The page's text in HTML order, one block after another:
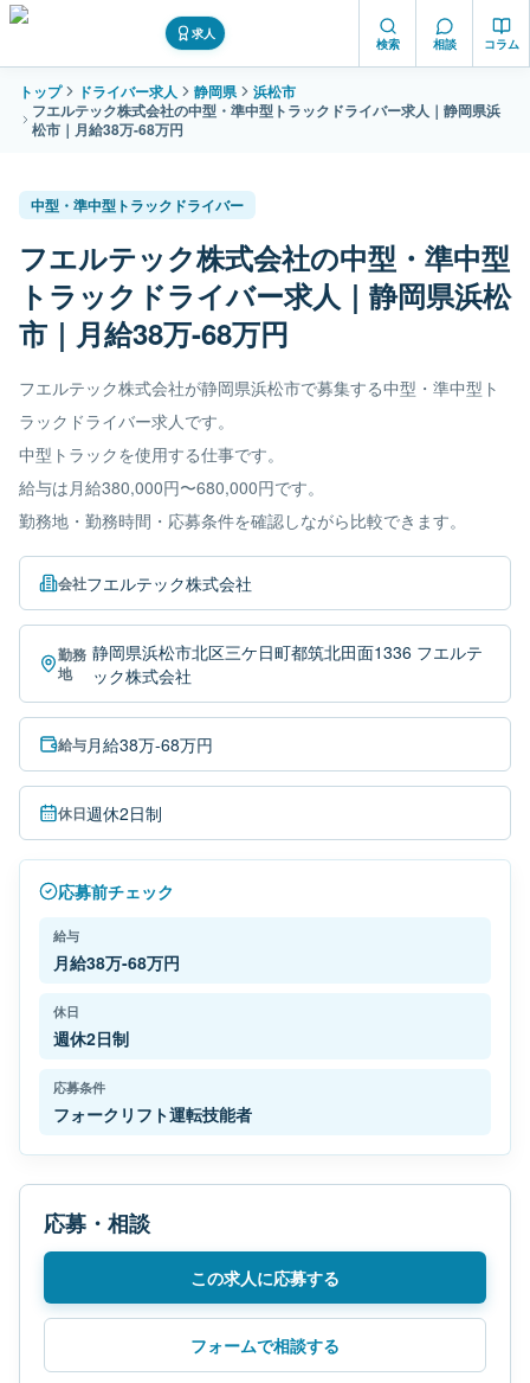
求人
検索 相談 コラム
トップ ドライバー求人 静岡県
浜松市
フエルテック株式会社の中型・準中型トラックドライバー求人｜静岡県浜
松市｜月給38万-68万円
中型・準中型トラックドライバー
フエルテック株式会社の中型・準中型
トラックドライバー求人｜静岡県浜松
市｜月給38万-68万円
フエルテック株式会社が静岡県浜松市で募集する中型・準中型ト
ラックドライバー求人です。
中型トラックを使用する仕事です。
給与は月給380,000円〜680,000円です。
勤務地・勤務時間・応募条件を確認しながら比較できます。
会社フエルテック株式会社
勤務
地
静岡県浜松市北区三ケ日町都筑北田面1336 フエルテ
ック株式会社
給与月給38万-68万円
休日週休2日制
応募前チェック
給与
月給38万-68万円
休日
週休2日制
応募条件
フォークリフト運転技能者
応募・相談
この求人に応募する
フォームで相談する